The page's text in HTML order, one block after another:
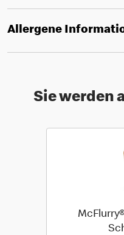
Allergene
Sie werden